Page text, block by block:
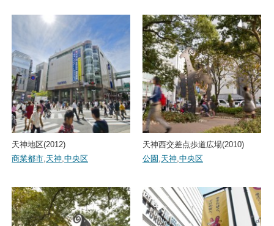
天神地区(2012)
商業都市,天神,中央区
天神西交差点歩道広場(2010)
公園 ,天神,中央区